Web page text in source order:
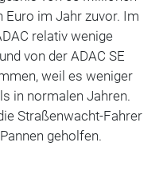
Euro im Jahr zuvor. Im
relativ wenige
von der ADAC SE
weil es weniger
in normalen Jahren.
Straßenwacht-Fahrer
geholfen.